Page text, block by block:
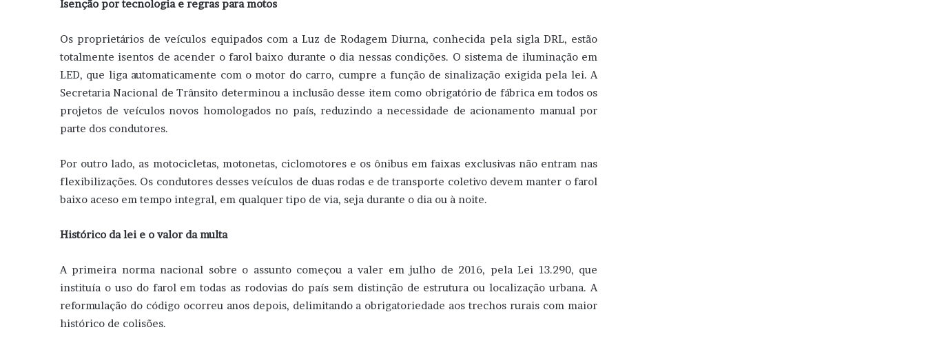
Isenção por tecnologia e regras para motos
Os proprietários de veículos equipados com a Luz de Rodagem Diurna, conhecida pela sigla DRL, estão
totalmente isentos de acender o farol baixo durante o dia nessas condições. O sistema de iluminação em
LED, que liga automaticamente com o motor do carro, cumpre a função de sinalização exigida pela lei. A
Secretaria Nacional de Trânsito determinou a inclusão desse item como obrigatório de fábrica em todos os
projetos de veículos novos homologados no país, reduzindo a necessidade de acionamento manual por
parte dos condutores.
Por outro lado, as motocicletas, motonetas, ciclomotores e os ônibus em faixas exclusivas não entram nas
flexibilizações. Os condutores desses veículos de duas rodas e de transporte coletivo devem manter o farol
baixo aceso em tempo integral, em qualquer tipo de via, seja durante o dia ou à noite.
Histórico da lei e o valor da multa
A primeira norma nacional sobre o assunto começou a valer em julho de 2016, pela Lei 13.290, que
instituía o uso do farol em todas as rodovias do país sem distinção de estrutura ou localização urbana. A
reformulação do código ocorreu anos depois, delimitando a obrigatoriedade aos trechos rurais com maior
histórico de colisões.